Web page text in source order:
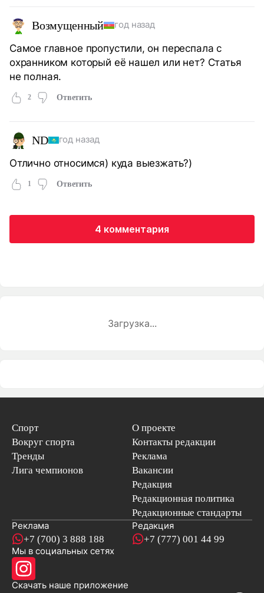
Возмущенный год назад
Самое главное пропустили, он переспала с
охранником который её нашел или нет? Статья
не полная.
2 Ответить
ND год назад
Отлично относимся) куда выезжать?)
1 Ответить
4 комментария
Загрузка...
Спорт
Вокруг спорта
Тренды
Лига чемпионов
О проекте
Контакты редакции
Реклама
Вакансии
Редакция
Редакционная политика
Редакционные стандарты
Реклама
+7 (700) 3 888 188
Редакция
+7 (777) 001 44 99
Мы в социальных сетях
Скачать наше приложениеновостей